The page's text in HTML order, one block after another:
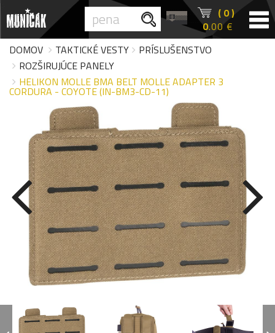
( 0 )
0.00 €
DOMOV
TAKTICKÉ VESTY
PRÍSLUŠENSTVO
ROZŠIRUJÚCE PANELY
HELIKON MOLLE BMA BELT MOLLE ADAPTER 3
CORDURA - COYOTE (IN-BM3-CD-11)